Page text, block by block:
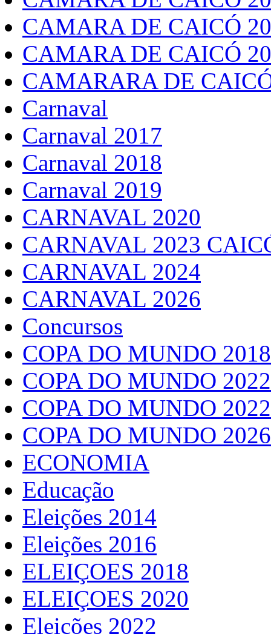
CAMARA DE CAICÓ
CAMARA DE CAICÓ
CAMARARA DE
Carnaval
Carnaval 2017
Carnaval 2018
Carnaval 2019
CARNAVAL 2020
CARNAVAL 2023
CARNAVAL 2024
CARNAVAL 2026
Concursos
COPA DO MUNDO 2018
COPA DO MUNDO 2022
COPA DO MUNDO
COPA DO MUNDO 2026
ECONOMIA
Educação
Eleições 2014
Eleições 2016
ELEIÇOES 2018
ELEIÇOES 2020
Eleições 2022